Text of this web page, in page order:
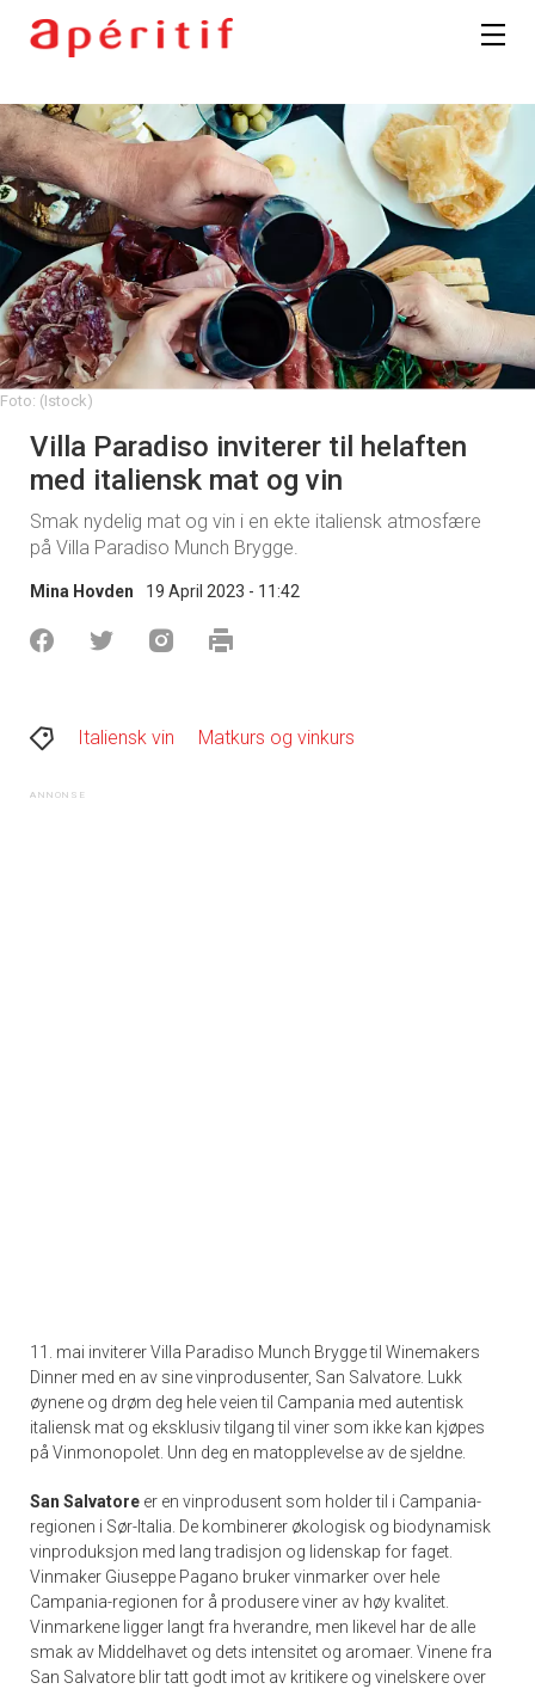
Foto: (Istock)
Villa Paradiso inviterer til helaften
med italiensk mat og vin
Smak nydelig mat og vin i en ekte italiensk atmosfære
på Villa Paradiso Munch Brygge.
Mina Hovden 19 April 2023 - 11:42
Italiensk vin Matkurs og vinkurs
11. mai inviterer Villa Paradiso Munch Brygge til Winemakers
Dinner med en av sine vinprodusenter, San Salvatore. Lukk
øynene og drøm deg hele veien til Campania med autentisk
italiensk mat og eksklusiv tilgang til viner som ikke kan kjøpes
på Vinmonopolet. Unn deg en matopplevelse av de sjeldne.
San Salvatore er en vinprodusent som holder til i Campania-
regionen i Sør-Italia. De kombinerer økologisk og biodynamisk
vinproduksjon med lang tradisjon og lidenskap for faget.
Vinmaker Giuseppe Pagano bruker vinmarker over hele
Campania-regionen for å produsere viner av høy kvalitet.
Vinmarkene ligger langt fra hverandre, men likevel har de alle
smak av Middelhavet og dets intensitet og aromaer. Vinene fra
San Salvatore blir tatt godt imot av kritikere og vinelskere over